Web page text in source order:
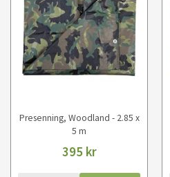
Presenning, Woodland - 2.85 x
5 m
395 kr